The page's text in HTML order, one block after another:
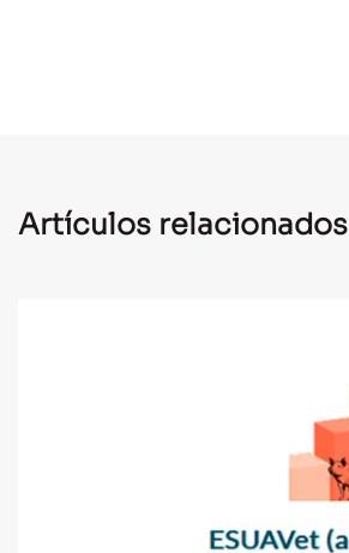
Artículos relacionados